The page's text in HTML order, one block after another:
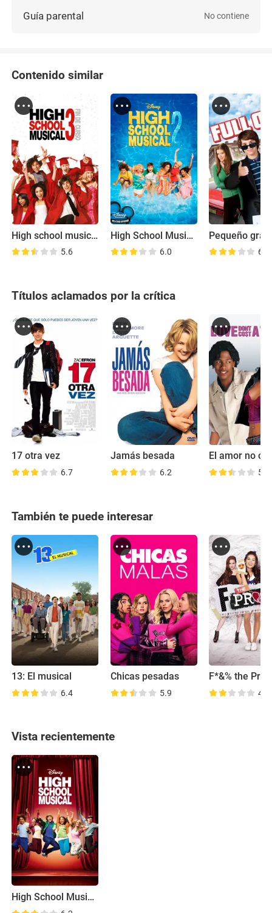
Guía parental No contiene
Contenido similar
High school musical 3 - La graduación
5.6
High School Musical 2
6.0 6.1
Títulos aclamados por la crítica
17 otra vez
6.7
Jamás besada
6.2 5.9
También te puede interesar
13: El musical
6.4
Chicas pesadas
5.9
F*&% the
4.2
Vista recientemente
High School Musical